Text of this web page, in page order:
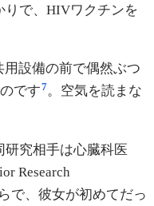
りで、HIVワクチンを
設備の前で偶然ぶつ
です7。空気を読まな
研究相手は心臓科医
Research
で、彼女が初めてだっ